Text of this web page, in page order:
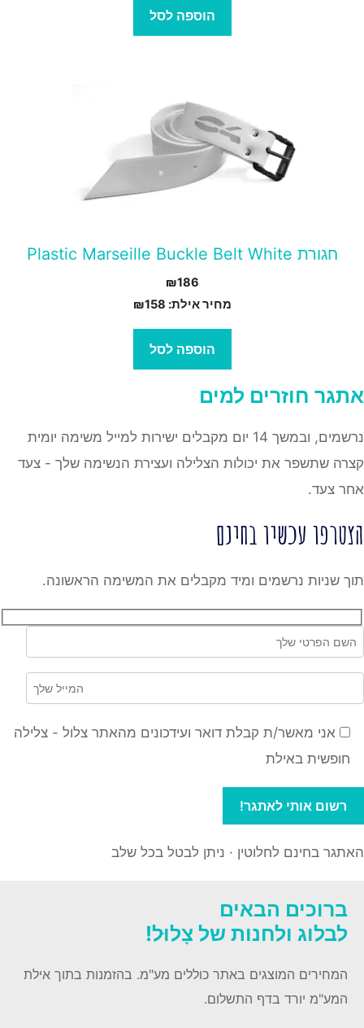
הוספה לסל
חגורת Plastic Marseille Buckle Belt White
₪186
מחיר אילת:
₪158
הוספה לסל
אתגר חוזרים למים
נרשמים, ובמשך 14 יום מקבלים ישירות למייל משימה יומית
קצרה שתשפר את יכולות הצלילה ועצירת הנשימה שלך - צעד
אחר צעד.
הצטרפו עכשיו בחינם
תוך שניות נרשמים ומיד מקבלים את המשימה הראשונה.
אני מאשר/ת קבלת דואר ועידכונים מהאתר צלול - צלילה
חופשית באילת
האתגר בחינם לחלוטין · ניתן לבטל בכל שלב
ברוכים הבאים
לבלוג ולחנות של צָלוּל!
המחירים המוצגים באתר כוללים מע"מ. בהזמנות בתוך אילת
המע"מ יורד בדף התשלום.